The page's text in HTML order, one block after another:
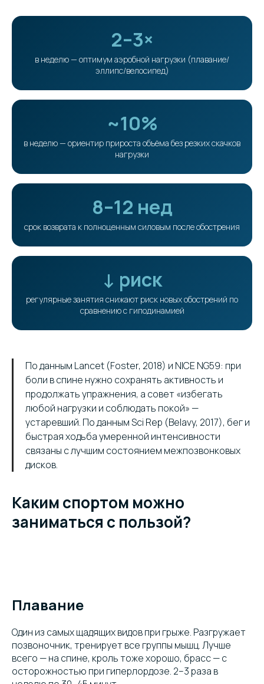
2–3×
в неделю — оптимум аэробной нагрузки (плавание/
эллипс/велосипед)
~10%
в неделю — ориентир прироста объёма без резких скачков
нагрузки
8–12 нед
срок возврата к полноценным силовым после обострения
↓ риск
регулярные занятия снижают риск новых обострений по
сравнению с гиподинамией
По данным Lancet (Foster, 2018) и NICE NG59: при
боли в спине нужно сохранять активность и
продолжать упражнения, а совет «избегать
любой нагрузки и соблюдать покой» —
устаревший. По данным Sci Rep (Belavy, 2017), бег и
быстрая ходьба умеренной интенсивности
связаны с лучшим состоянием межпозвонковых
дисков.
Каким спортом можно
заниматься с пользой?
Плавание
Один из самых щадящих видов при грыже. Разгружает
позвоночник, тренирует все группы мышц. Лучше
всего — на спине, кроль тоже хорошо, брасс — с
осторожностью при гиперлордозе. 2–3 раза в